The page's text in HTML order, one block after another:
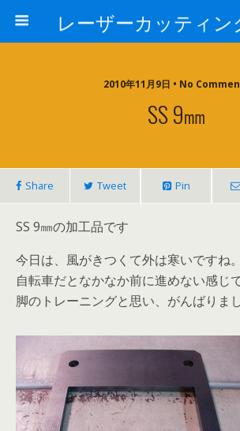
2010年11月9日 • No
SS 9㎜
Share Tweet Pin
SS 9㎜の加工品です
今日は、風がきつくて外は寒いですね。
自転車だとなかなか前に進めない感じ
脚のトレーニングと思い、がんばりまし